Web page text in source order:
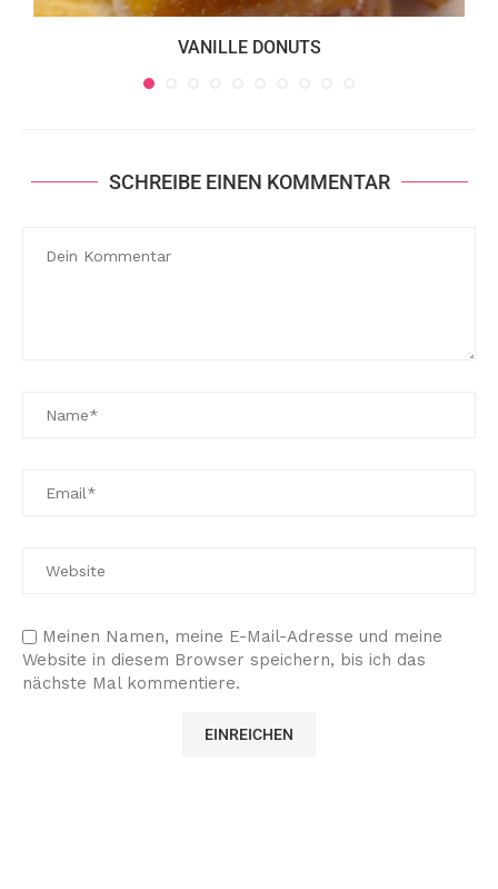
VANILLE DONUTS
SCHREIBE EINEN KOMMENTAR
Meinen Namen, meine E-Mail-Adresse und meine
Website in diesem Browser speichern, bis ich das
nächste Mal kommentiere.